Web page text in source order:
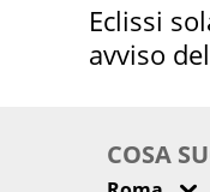
Eclissi
avviso